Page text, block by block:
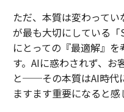
ただ、本質は変わって
が最も大切にしている
にとっての『最適解』
す。AIに惑わされず、お
と──その本質はAI時代
ますます重要になると感